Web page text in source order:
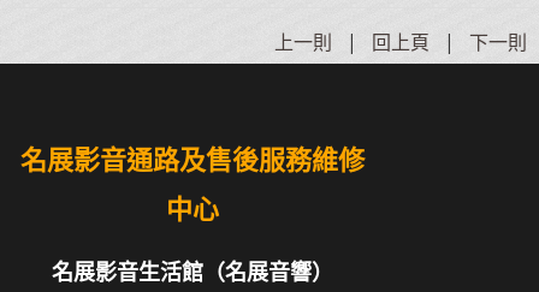
上一則 | 回上頁 | 下一則
名展影音通路及售後服務維修
中心
名展影音生活館（名展音響）